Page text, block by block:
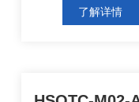
了解详情